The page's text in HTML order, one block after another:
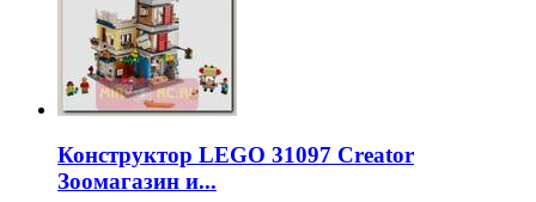
Конструктор LEGO 31097 Creator
Зоомагазин и...